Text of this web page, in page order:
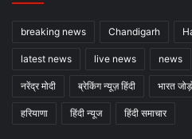
breaking news Chandigarh
latest news live news news
नरेंद्र मोदी ब्रेकिंग न्यूज़ हिंदी भारत
हरियाणा हिंदी न्यूज हिंदी समाचार